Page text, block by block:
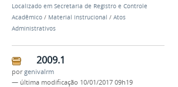
Localizado em Secretaria de Registro e Controle
Acadêmico / Material instrucional / Atos
Administrativos
2009.1
porgenivalrm
— última modificação 10/01/2017 09h19